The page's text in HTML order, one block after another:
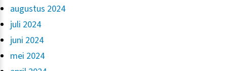
augustus 2024
juli 2024
juni 2024
mei 2024